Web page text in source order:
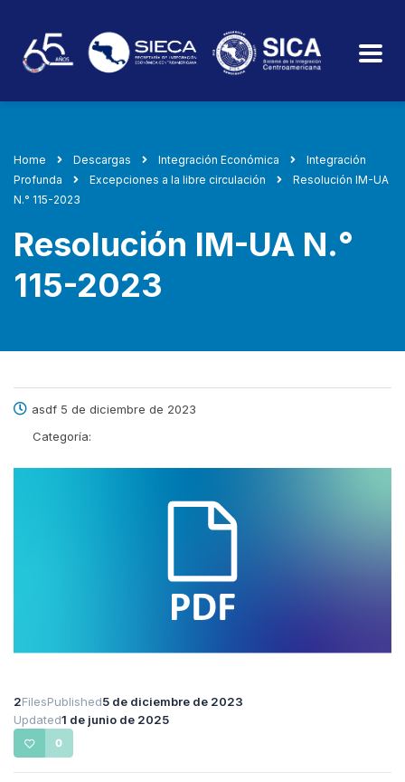
Home Descargas Integración Económica
Integración
Profunda
Excepciones a la libre circulación
Resolución IM-UA
N.° 115-2023
Resolución IM-UA N.°
115-2023
asdf 5 de diciembre de 2023
Categoría:
2FilesPublished5 de diciembre de 2023
Updated1 de junio de 2025
0